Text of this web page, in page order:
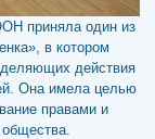
приняла один из
в котором
действия
Она имела целью
правами и